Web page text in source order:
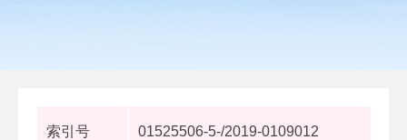
索引号 01525506-5-/2019-0109012